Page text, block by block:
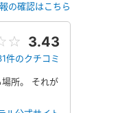
の確認はこちら
3.43
件のクチコミ
場所。 それが